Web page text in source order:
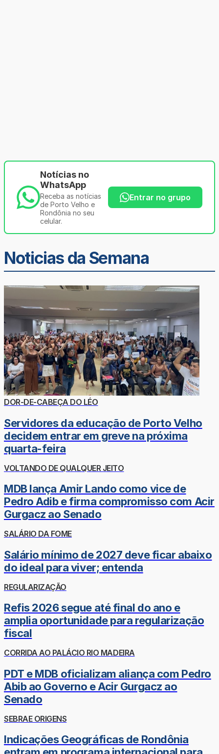
Notícias no
WhatsApp
Receba as notícias
de Porto Velho e
Rondônia no seu
celular.
Entrar no grupo
Noticias da Semana
DOR-DE-CABEÇA DO LÉO
Servidores da educação de Porto Velho
decidem entrar em greve na próxima
quarta-feira
VOLTANDO DE QUALQUER JEITO
MDB lança Amir Lando como vice de
Pedro Adib e firma compromisso com Acir
Gurgacz ao Senado
SALÁRIO DA FOME
Salário mínimo de 2027 deve ficar abaixo
do ideal para viver; entenda
REGULARIZAÇÃO
Refis 2026 segue até final do ano e
amplia oportunidade para regularização
fiscal
CORRIDA AO PALÁCIO RIO MADEIRA
PDT e MDB oficializam aliança com Pedro
Abib ao Governo e Acir Gurgacz ao
Senado
SEBRAE ORIGENS
Indicações Geográficas de Rondônia